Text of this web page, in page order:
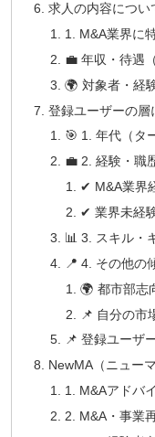
求人の内容につい
1. M&A業界に
💼 年収・待遇
🌍 対象者・経
登録ユーザーの層
🎯 1. 年代（タ
💼 2. 経験・職
✔ M&A業界
✔ 業界未経
📊 3. スキル・
📍 4. その他の
🌍 都市部志
📌 自分の市
📌 登録ユーザ
NewMA（ニュー
1. M&Aアドバ
2. M&A・事業